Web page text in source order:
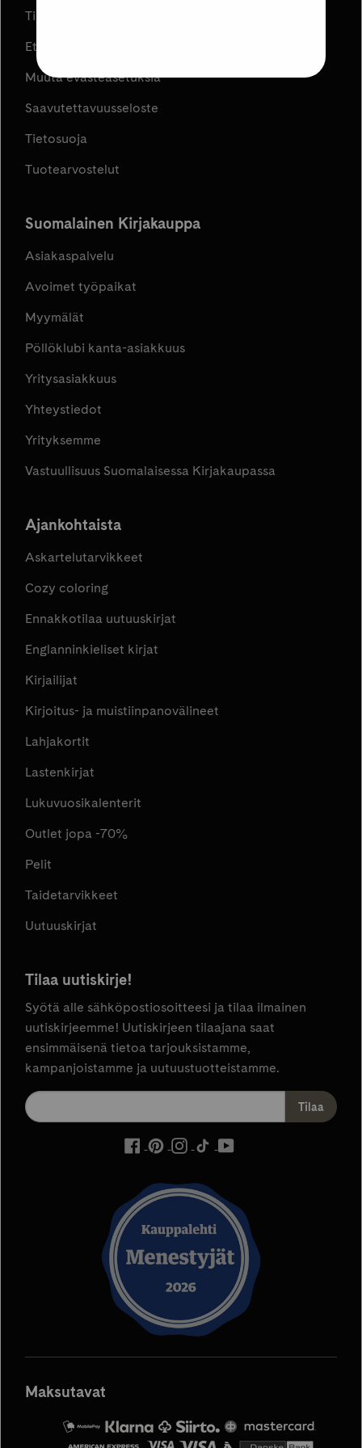
Tilaus- ja toimitusehdot
Etujen ja kampanjoiden ehdot
Muuta evästeasetuksia
Saavutettavuusseloste
Tietosuoja
Tuotearvostelut
Suomalainen Kirjakauppa
Asiakaspalvelu
Avoimet työpaikat
Myymälät
Pöllöklubi kanta-asiakkuus
Yritysasiakkuus
Yhteystiedot
Yrityksemme
Vastuullisuus Suomalaisessa Kirjakaupassa
Ajankohtaista
Askartelutarvikkeet
Cozy coloring
Ennakkotilaa uutuuskirjat
Englanninkieliset kirjat
Kirjailijat
Kirjoitus- ja muistiinpanovälineet
Lahjakortit
Lastenkirjat
Lukuvuosikalenterit
Outlet jopa -70%
Pelit
Taidetarvikkeet
Uutuuskirjat
Tilaa uutiskirje!
Syötä alle sähköpostiosoitteesi ja tilaa ilmainen
uutiskirjeemme! Uutiskirjeen tilaajana saat
ensimmäisenä tietoa tarjouksistamme,
kampanjoistamme ja uutuustuotteistamme.
ulkoinen
avautuu
uuteen
välilehteen
ulkoinen
avautuu
uuteen
välilehteen
ulkoinen
avautuu
uuteen
välilehteen
ulkoinen
uuteen
välilehteen
välilehteen
Maksutavat